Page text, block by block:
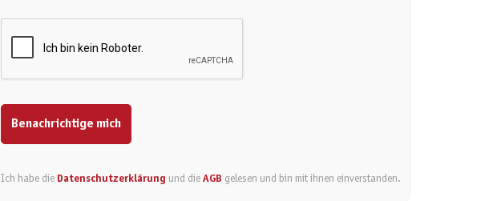
Benachrichtige mich
Ich habe die Datenschutzerklärung und dieAGB gelesen und bin mit ihnen einverstanden.